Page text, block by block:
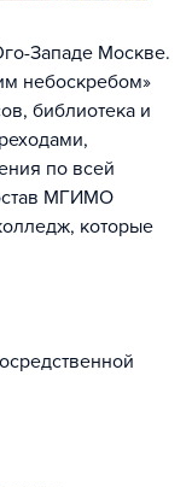
Западе Москве.
небоскребом»
библиотека и
по всей
МГИМО
которые